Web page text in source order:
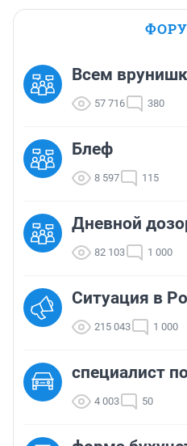
Всем
57 716 380
Блеф
8 597 115
Дневной
82 103 1 000
Ситуация в
215 043 1 000
cпециалист
4 003 50